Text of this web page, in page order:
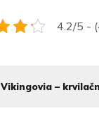
4.2/5 -
Vikingovia –